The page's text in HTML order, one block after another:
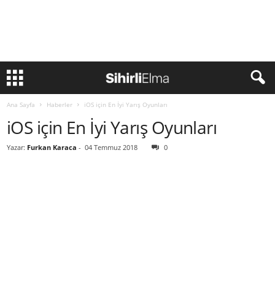
Ana Sayfa Haberler iOS için En İyi Yarış Oyunları
iOS için En İyi Yarış Oyunları
Yazar: Furkan Karaca - 04 Temmuz 2018 0